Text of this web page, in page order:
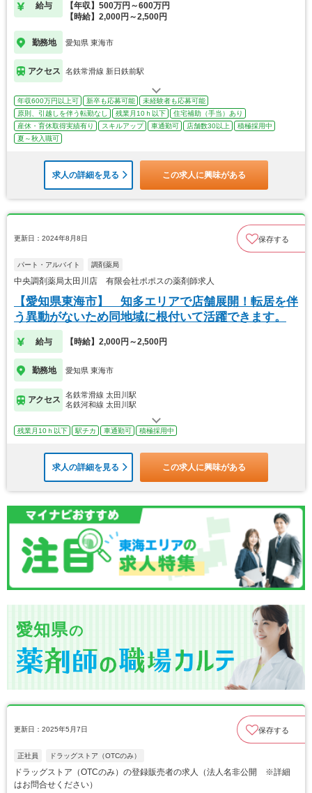
給与
【年収】500万円～600万円
【時給】2,000円～2,500円
勤務地 愛知県 東海市
アクセス 名鉄常滑線 新日鉄前駅
年収600万円以上可 新卒も応募可能
未経験者も応募可能
原則、引越しを伴う転勤なし
残業月10ｈ以下
住宅補助（手当）あり
産休・育休取得実績有り
スキルアップ 車通勤可 店舗数30以上
積極採用中
夏～秋入職可
求人の詳細を見る この求人に興味がある
更新日：2024年8月8日 保存する
パート・アルバイト 調剤薬局
中央調剤薬局太田川店 有限会社ポポスの薬剤師求人
【愛知県東海市】 知多エリアで店舗展開！転居を伴
う異動がないため同地域に根付いて活躍できます。
給与 【時給】2,000円～2,500円
勤務地 愛知県 東海市
アクセス
名鉄常滑線 太田川駅
名鉄河和線 太田川駅
残業月10ｈ以下 駅チカ 車通勤可 積極採用中
求人の詳細を見る この求人に興味がある
愛知県の
更新日：2025年5月7日 保存する
正社員 ドラッグストア（OTCのみ）
ドラッグストア（OTCのみ）の登録販売者の求人（法人名非公開 ※詳細
はお問合せください）